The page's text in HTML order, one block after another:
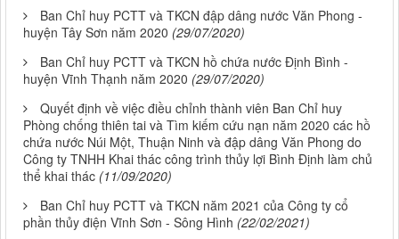
Ban Chỉ huy PCTT và TKCN đập dâng nước Văn Phong -
huyện Tây Sơn năm 2020 (29/07/2020)
Ban Chỉ huy PCTT và TKCN hồ chứa nước Định Bình -
huyện Vĩnh Thạnh năm 2020 (29/07/2020)
Quyết định về việc điều chỉnh thành viên Ban Chỉ huy
Phòng chống thiên tai và Tìm kiếm cứu nạn năm 2020 các hồ
chứa nước Núi Một, Thuận Ninh và đập dâng Văn Phong do
Công ty TNHH Khai thác công trình thủy lợi Bình Định làm chủ
thể khai thác (11/09/2020)
Ban Chỉ huy PCTT và TKCN năm 2021 của Công ty cổ
phần thủy điện Vĩnh Sơn - Sông Hình (22/02/2021)